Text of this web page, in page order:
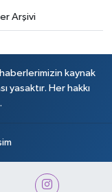
Arşivi
kaynak
yasaktır. Her hakkı